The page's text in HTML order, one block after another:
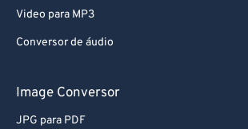
Video para MP3
Conversor de áudio
Image Conversor
JPG para PDF